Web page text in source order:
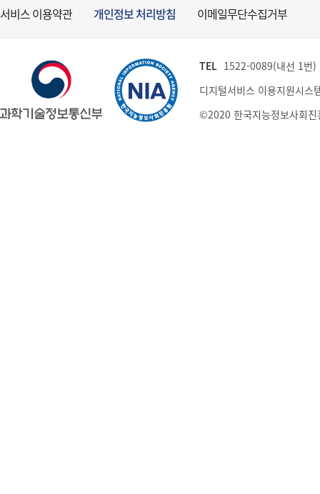
서비스 이용약관 개인정보 처리방침 이메일무단수집거부
TEL 1522-0089(내선 1번
디지털서비스 이용지원시스
©2020 한국지능정보사회진